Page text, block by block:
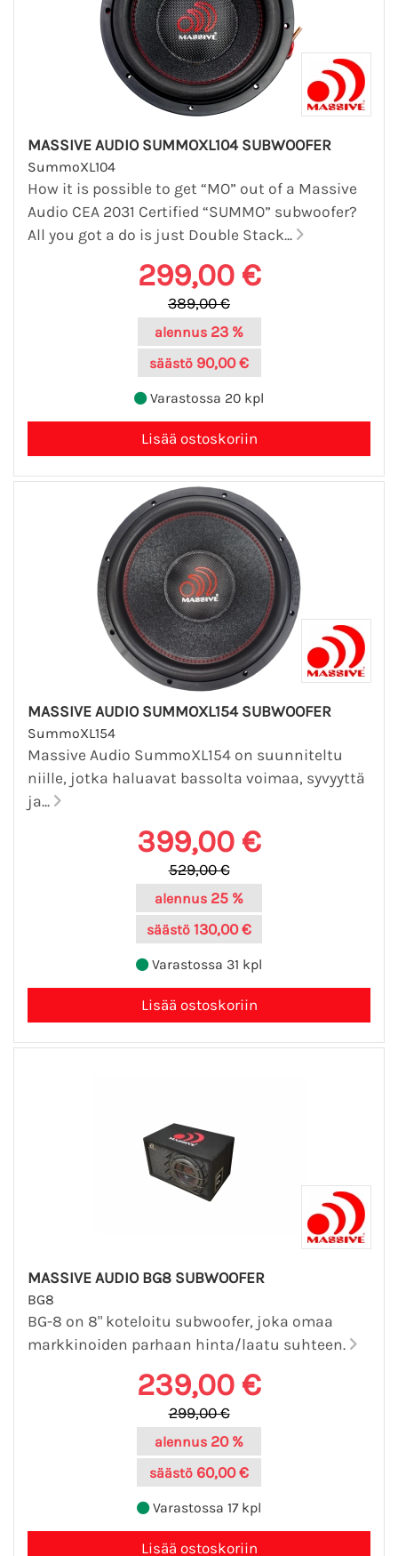
MASSIVE AUDIO SUMMOXL104 SUBWOOFER
SummoXL104
How it is possible to get “MO” out of a Massive
Audio CEA 2031 Certified “SUMMO” subwoofer?
All you got a do is just Double Stack...
299,00 €
389,00 €
alennus 23 %
säästö 90,00 €
Varastossa 20 kpl
MASSIVE AUDIO SUMMOXL154 SUBWOOFER
SummoXL154
Massive Audio SummoXL154 on suunniteltu
niille, jotka haluavat bassolta voimaa, syvyyttä
ja...
399,00 €
529,00 €
alennus 25 %
säästö 130,00 €
Varastossa 31 kpl
MASSIVE AUDIO BG8 SUBWOOFER
BG8
BG-8 on 8" koteloitu subwoofer, joka omaa
markkinoiden parhaan hinta/laatu suhteen.
239,00 €
299,00 €
alennus 20 %
säästö 60,00 €
Varastossa 17 kpl